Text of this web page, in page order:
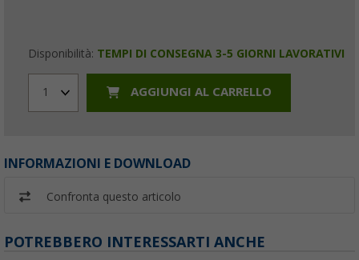
Disponibilità: TEMPI DI CONSEGNA 3-5 GIORNI LAVORATIVI
1 AGGIUNGI AL CARRELLO
INFORMAZIONI E DOWNLOAD
Confronta questo articolo
POTREBBERO INTERESSARTI ANCHE